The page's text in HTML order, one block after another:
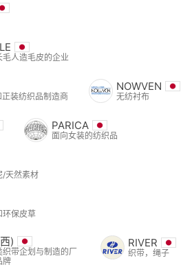
毛人造毛皮的企业
装纺织品制造商
NOWVEN
无纺衬布
PARICA
面向女装的纺织品
/天然素材
环保皮草
)
带企划与制造的厂
牌
RIVER
织带，绳子